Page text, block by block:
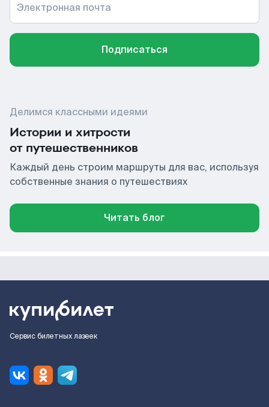
Электронная почта
Подписаться
Делимся классными идеями
Истории и хитрости
от путешественников
Каждый день строим маршруты для вас, используя
собственные знания о путешествиях
Читать блог
Сервис билетных лазеек